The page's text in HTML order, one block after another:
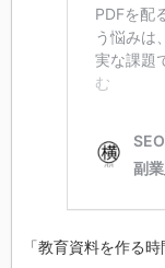
「教育資料を作る